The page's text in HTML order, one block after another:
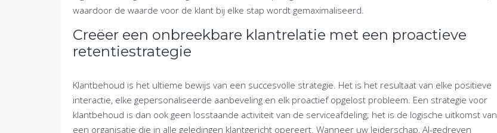
waardoor de waarde voor de klant bij elke stap wordt gemaximaliseerd.
Creëer een onbreekbare klantrelatie met een proactieve
retentiestrategie
Klantbehoud is het ultieme bewijs van een succesvolle strategie. Het is het resultaat van elke positieve
interactie, elke gepersonaliseerde aanbeveling en elk proactief opgelost probleem. Een strategie voor
klantbehoud is dan ook geen losstaande activiteit van de serviceafdeling; het is de logische uitkomst van
een organisatie die in alle geledingen klantgericht opereert. Wanneer uw leiderschap, AI-gedreven